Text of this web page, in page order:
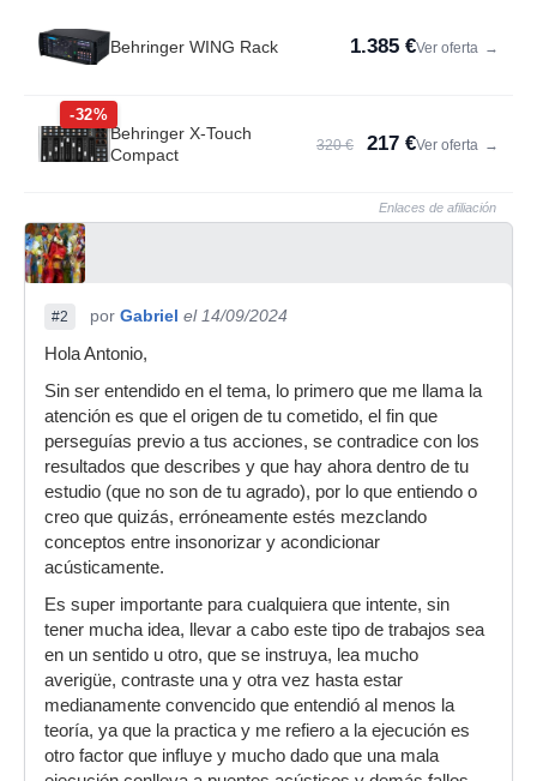
Behringer WING Rack 1.385 €Ver oferta →
-32%
Behringer X-Touch
Compact
320 € 217 €Ver oferta →
Enlaces de afiliación
#2 por Gabriel el 14/09/2024
Hola Antonio,
Sin ser entendido en el tema, lo primero que me llama la
atención es que el origen de tu cometido, el fin que
perseguías previo a tus acciones, se contradice con los
resultados que describes y que hay ahora dentro de tu
estudio (que no son de tu agrado), por lo que entiendo o
creo que quizás, erróneamente estés mezclando
conceptos entre insonorizar y acondicionar
acústicamente.
Es super importante para cualquiera que intente, sin
tener mucha idea, llevar a cabo este tipo de trabajos sea
en un sentido u otro, que se instruya, lea mucho
averigüe, contraste una y otra vez hasta estar
medianamente convencido que entendió al menos la
teoría, ya que la practica y me refiero a la ejecución es
otro factor que influye y mucho dado que una mala